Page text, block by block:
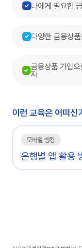
나에게 필요한
다양한 금융상
금융상품 가입
자
이런 교육은 어떠신
모바일 뱅킹
은행별 앱활용